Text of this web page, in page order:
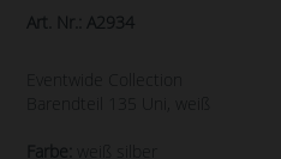
Art. Nr.: A2934
Eventwide Collection
Barendteil 135 Uni, weiß
Farbe: weiß silber